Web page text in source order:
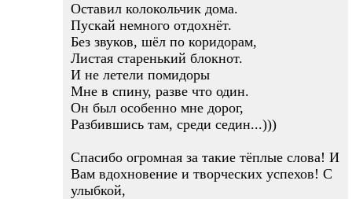
Оставил колокольчик дома.
Пускай немного отдохнёт.
Без звуков, шёл по коридорам,
Листая старенький блокнот.
И не летели помидоры
Мне в спину, разве что один.
Он был особенно мне дорог,
Разбившись там, среди седин...)))
Спасибо огромная за такие тёплые слова! И
Вам вдохновение и творческих успехов! С
улыбкой,